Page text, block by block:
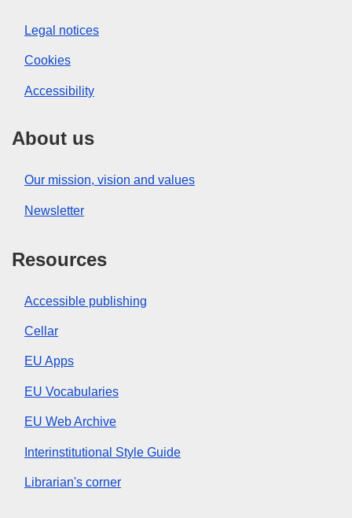
Legal notices
Cookies
Accessibility
About us
Our mission, vision and values
Newsletter
Resources
Accessible publishing
Cellar
EU Apps
EU Vocabularies
EU Web Archive
Interinstitutional Style Guide
Librarian's corner